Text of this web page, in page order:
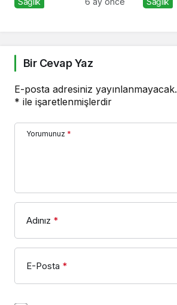
Bir Cevap Yaz
E-posta adresiniz yayınlanmayacak.
* ile işaretlenmişlerdir
Yorumunuz *
Adınız *
E-Posta *